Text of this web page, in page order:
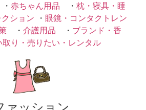
・ 赤ちゃん用品 ・ 枕・寝具・睡
ション ・ 眼鏡・コンタクトレン
・ 介護用品 ・ ブランド・香
取り・売りたい・レンタル